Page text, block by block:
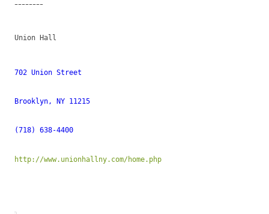
ｰｰｰｰｰｰｰｰ
Union Hall
702 Union Street
Brooklyn, NY 11215
(718) 638-4400
http://www.unionhallny.com/home.php